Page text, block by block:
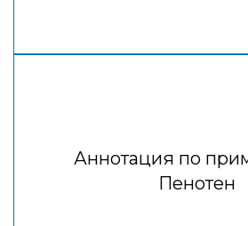
Аннотация по
Пенотен